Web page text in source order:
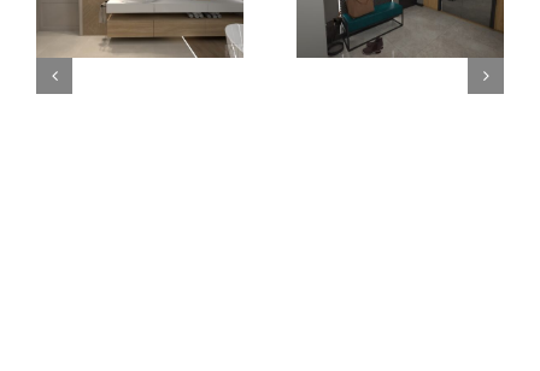
Łazienka w
stylu japandi
Wiatrołap z